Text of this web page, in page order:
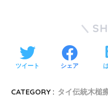
ツイート シェア
CATEGORY : タイ伝統木槌